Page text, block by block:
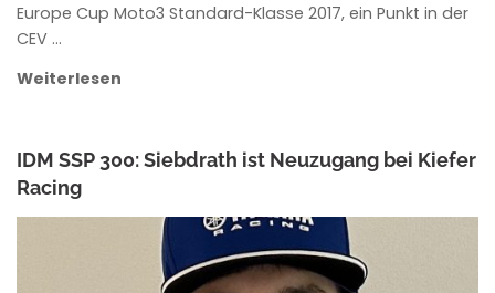
Europe Cup Moto3 Standard-Klasse 2017, ein Punkt in der
CEV …
Weiterlesen
IDM SSP 300: Siebdrath ist Neuzugang bei Kiefer
Racing